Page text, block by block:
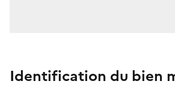
Identification du bien